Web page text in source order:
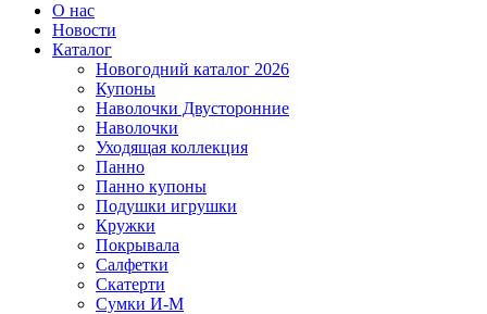
О нас
Новости
Каталог
Новогодний каталог 2026
Купоны
Наволочки Двусторонние
Наволочки
Уходящая коллекция
Панно
Панно купоны
Подушки игрушки
Кружки
Покрывала
Салфетки
Скатерти
Сумки И-М